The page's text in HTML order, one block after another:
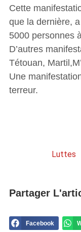
Cette
que la dernière,
5000 personnes
D’autres
Tétouan,
Une
terreur.
Luttes
Partager
Facebook